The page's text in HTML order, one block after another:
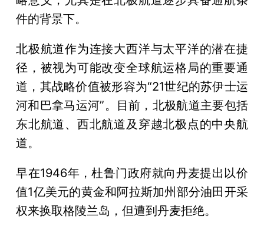
件的背景下。
北极航道作为连接大西洋与太平洋的潜在捷
径，被视为可能改变全球航运格局的重要通
道，其战略价值被形容为“21世纪的苏伊士运
河和巴拿马运河”。目前，北极航道主要包括
东北航道、西北航道及穿越北极点的中央航
道。
早在1946年，杜鲁门政府就向丹麦提出以价
值1亿美元的黄金和阿拉斯加州部分油田开采
权来换取格陵兰岛，但遭到丹麦拒绝。